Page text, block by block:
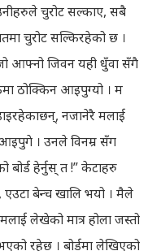
चुरोट सल्काए, सबै
चुरोट सल्किरहेको छ ।
आफ्नो जिवन यही धुँवा सँगै
ठोक्किन आइपुग्यो । म
नजानेरै मलाई
आइपुगे । उनले विनम्र सँग
बोर्ड हेर्नुस् त !” केटाहरु
एउटा बेन्च खालि भयो । मैले
लेखेको मात्र होला जस्तो
रहेछ । बोर्डमा लेखिएको